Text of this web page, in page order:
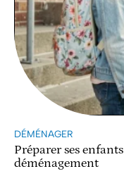
DÉMÉNAGER
Préparer ses
déménagement